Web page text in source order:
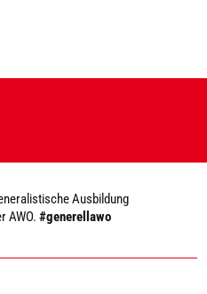
Ausbildung
AWO.#generellawo